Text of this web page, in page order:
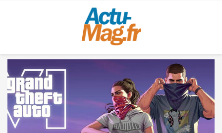
Actumag.fr – Le magazine de